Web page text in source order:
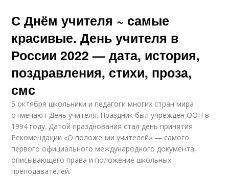
С Днём учителя ~ самые
красивые. День учителя в
России 2022 — дата, история,
поздравления, стихи, проза,
смс
5 октября школьники и педагоги многих стран мира
отмечают День учителя. Праздник был учрежден ООН в
1994 году. Датой празднования стал день принятия
Рекомендации «О положении учителей» — самого
первого официального международного документа,
описывающего права и положение школьных
преподавателей.